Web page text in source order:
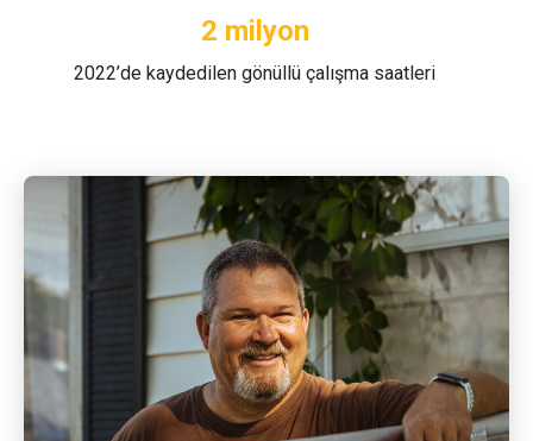
2 milyon
2022’de kaydedilen gönüllü çalışma saatleri